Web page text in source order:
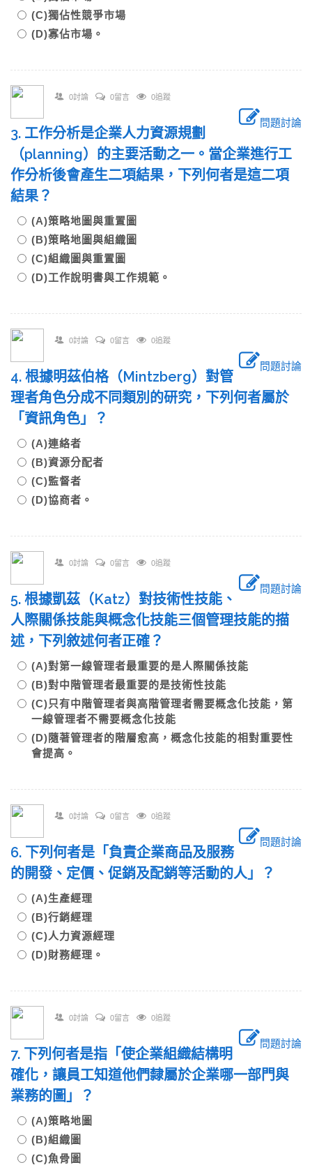
(C)獨佔性競爭市場
(D)寡佔市場。
0討論 0留言 0追蹤
問題討論
3. 工作分析是企業人力資源規劃
（planning）的主要活動之一。當企業進行工
作分析後會產生二項結果，下列何者是這二項
結果？
(A)策略地圖與重置圖
(B)策略地圖與組織圖
(C)組織圖與重置圖
(D)工作說明書與工作規範。
0討論 0留言 0追蹤
問題討論
4. 根據明茲伯格（Mintzberg）對管
理者角色分成不同類別的研究，下列何者屬於
「資訊角色」？
(A)連絡者
(B)資源分配者
(C)監督者
(D)協商者。
0討論 0留言 0追蹤
問題討論
5. 根據凱茲（Katz）對技術性技能、
人際關係技能與概念化技能三個管理技能的描
述，下列敘述何者正確？
(A)對第一線管理者最重要的是人際關係技能
(B)對中階管理者最重要的是技術性技能
(C)只有中階管理者與高階管理者需要概念化技能，第
一線管理者不需要概念化技能
(D)隨著管理者的階層愈高，概念化技能的相對重要性
會提高。
0討論 0留言 0追蹤
問題討論
6. 下列何者是「負責企業商品及服務
的開發、定價、促銷及配銷等活動的人」？
(A)生產經理
(B)行銷經理
(C)人力資源經理
(D)財務經理。
0討論 0留言 0追蹤
問題討論
7. 下列何者是指「使企業組織結構明
確化，讓員工知道他們隸屬於企業哪一部門與
業務的圖」？
(A)策略地圖
(B)組織圖
(C)魚骨圖